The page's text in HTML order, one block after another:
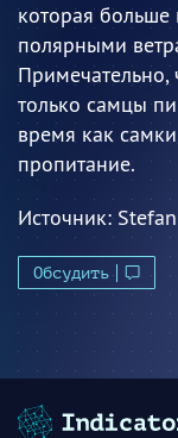
которая больше
полярными
Примечательно,
только самцы
время как
пропитание.
Источник:
Обсудить